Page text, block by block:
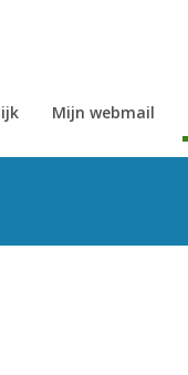
Mijn webmail